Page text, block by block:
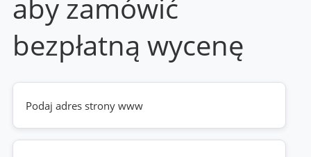
aby zamówić
bezpłatną wycenę
Twoja
strona
www
(wymagane)
Telefon